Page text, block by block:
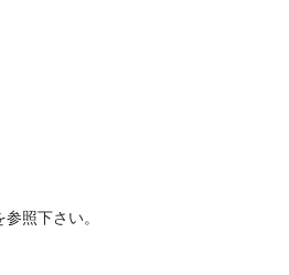
参照下さい。